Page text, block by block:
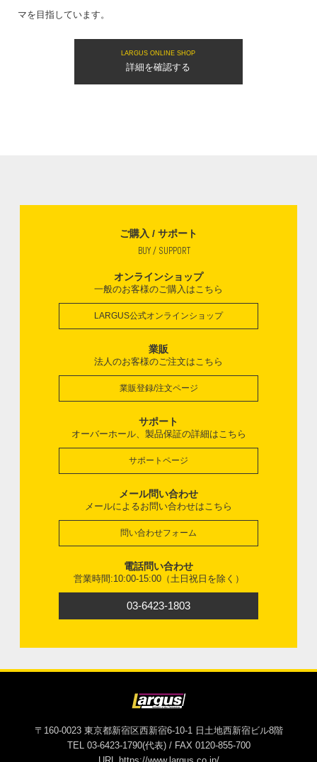
マを目指しています。
LARGUS ONLINE SHOP
詳細を確認する
ご購入 / サポート
BUY / SUPPORT
オンラインショップ
一般のお客様のご購入はこちら
LARGUS公式オンラインショップ
業販
法人のお客様のご注文はこちら
業販登録/注文ページ
サポート
オーバーホール、製品保証の詳細はこちら
サポートページ
メール問い合わせ
メールによるお問い合わせはこちら
問い合わせフォーム
電話問い合わせ
営業時間:10:00-15:00（土日祝日を除く）
03-6423-1803
〒160-0023 東京都新宿区西新宿6-10-1 日土地西新宿ビル8階
TEL 03-6423-1790(代表) / FAX 0120-855-700